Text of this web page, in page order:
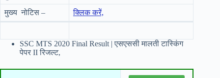
मुख्य नोटिस – क्लिक करें,
SSC MTS 2020 Final Result | एसएससी मालती टास्किंग
पेपर II रिजल्ट,